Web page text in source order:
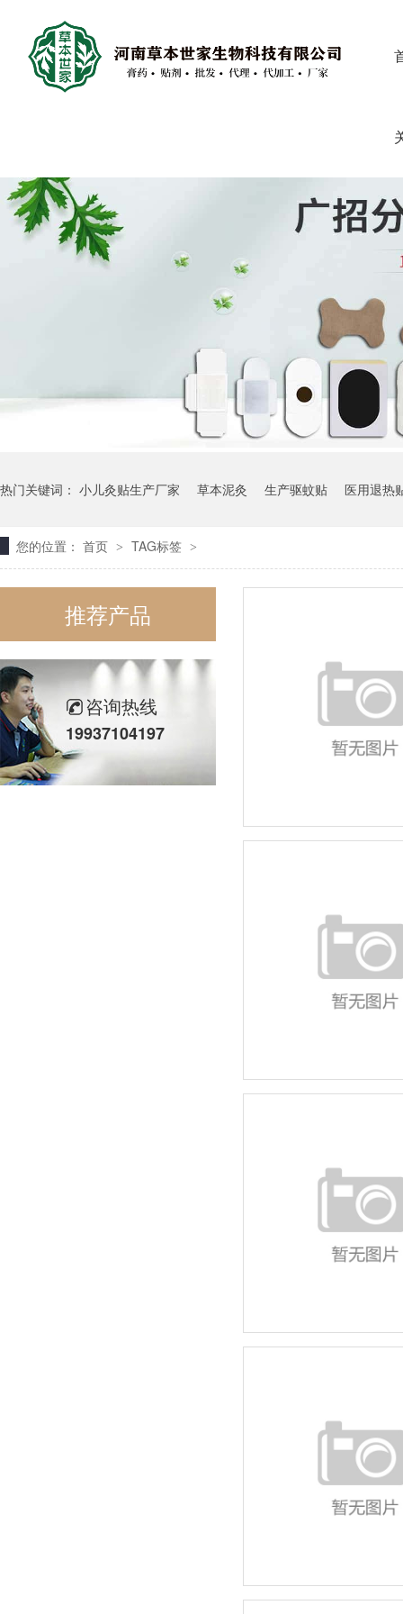
热门关键词： 小儿灸贴生产厂家 草本泥灸 生产驱蚊贴 医用退热
您的位置： 首页 > TAG标签 >
推荐产品
咨询热线
19937104197